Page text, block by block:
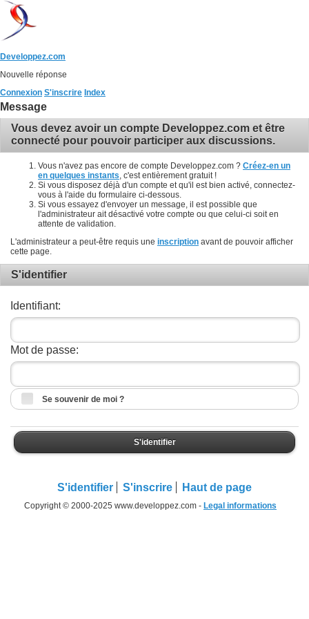
Developpez.com
Nouvelle réponse
Connexion S'inscrire Index
Message
Vous devez avoir un compte Developpez.com et être
connecté pour pouvoir participer aux discussions.
Vous n'avez pas encore de compte Developpez.com ? Créez-en un
en quelques instants , c'est entièrement gratuit !
Si vous disposez déjà d'un compte et qu'il est bien activé, connectez-
vous à l'aide du formulaire ci-dessous.
Si vous essayez d'envoyer un message, il est possible que
l'administrateur ait désactivé votre compte ou que celui-ci soit en
attente de validation.
L'administrateur a peut-être requis une inscription avant de pouvoir afficher
cette page.
S'identifier
Identifiant:
Mot de passe:
Se souvenir de moi ?
S'identifier
S'identifier S'inscrire Haut de page
Copyright © 2000-2025 www.developpez.com - Legal informations